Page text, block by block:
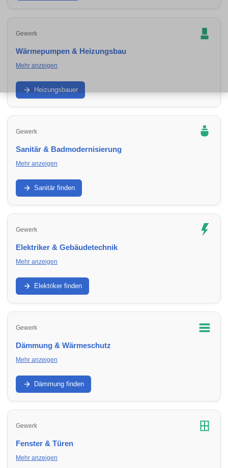
fachgerechter Montage.
Gewerk
Wärmepumpen & Heizungsbau
Mehr anzeigen
Heizung modernisieren, Wärmepumpe planen und
installieren: Finde Heizungsbauer in Umbgebungen – inkl.
Hydraulik, Förderung und Inbetriebnahme.
Heizungsbauer
Gewerk
Sanitär & Badmodernisierung
Mehr anzeigen
Badumbau, Leitungen, Armaturen, Abdichtung: Finde
Sanitärbetriebe in Umbgebungen für Neubau, Sanierung und
Reparatur.
Sanitär finden
Gewerk
Elektriker & Gebäudetechnik
Mehr anzeigen
Elektroinstallation, Sicherungskasten, E-Check, Smart Home:
Finde Elektriker in Umbgebungen für Ausbau,
Modernisierung und Sicherheit.
Elektriker finden
Gewerk
Dämmung & Wärmeschutz
Mehr anzeigen
Fassade, Dach, Kellerdecke: Finde Dämm- und
Sanierungsbetriebe in Umbgebungen – für bessere Effizienz
und geringere Heizkosten.
Dämmung finden
Gewerk
Fenster & Türen
Mehr anzeigen